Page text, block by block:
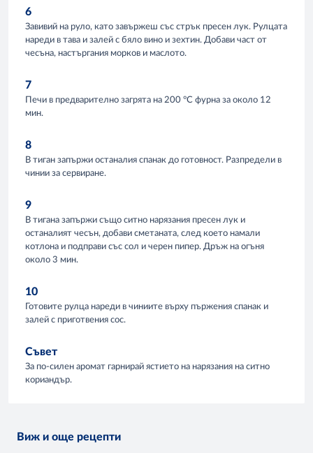
6
Завивий на руло, като завържеш със стрък пресен лук. Рулцата
нареди в тава и залей с бяло вино и зехтин. Добави част от
чесъна, настъргания морков и маслото.
7
Печи в предварително загрята на 200 °С фурна за около 12
мин.
8
В тиган запържи останалия спанак до готовност. Разпредели в
чинии за сервиране.
9
В тигана запържи също ситно нарязания пресен лук и
останалият чесън, добави сметаната, след което намали
котлона и подправи със сол и черен пипер. Дръж на огъня
около 3 мин.
10
Готовите рулца нареди в чиниите върху пържения спанак и
залей с приготвения сос.
Съвет
За по-силен аромат гарнирай ястието на нарязания на ситно
кориандър.
Виж и още рецепти